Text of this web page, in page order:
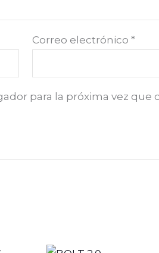
Correo electrónico*
para la próxima vez que